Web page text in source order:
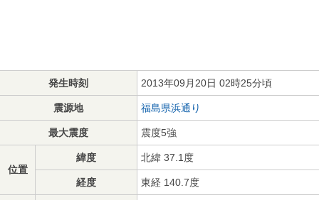
発生時刻 2013年09月20日 02時25分頃
震源地 福島県浜通り
最大震度 震度5強
位置
緯度 北緯 37.1度
経度 東経 140.7度